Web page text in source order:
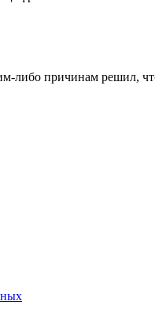
либо причинам решил,